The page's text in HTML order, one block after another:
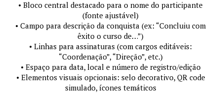
• Bloco central destacado para o nome do participante
(fonte ajustável)
• Campo para descrição da conquista (ex: “Concluiu com
êxito o curso de…”)
• Linhas para assinaturas (com cargos editáveis:
“Coordenação”, “Direção”, etc.)
• Espaço para data, local e número de registro/edição
• Elementos visuais opcionais: selo decorativo, QR code
simulado, ícones temáticos